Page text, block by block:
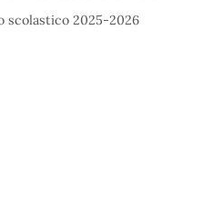
scolastico 2025-2026